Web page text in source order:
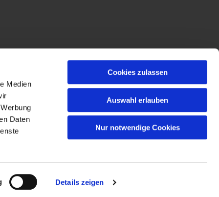
Medien
Daten
Details zeigen
Cookies zulassen
Auswahl erlauben
Nur notwendige Cookies